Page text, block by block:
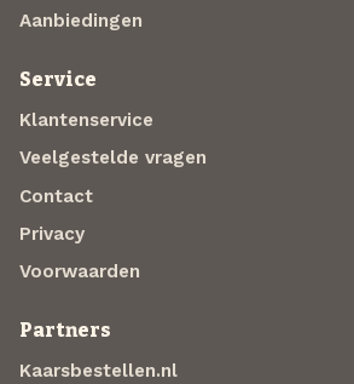
Aanbiedingen
Service
Klantenservice
Veelgestelde vragen
Contact
Privacy
Voorwaarden
Partners
Kaarsbestellen.nl